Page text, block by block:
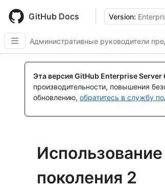
main
content
GitHub Docs Version:
Административные руководители
Эта версия GitHub Enterprise
производительности, повышения
обновлению, обратитесь в службу
поколения 2